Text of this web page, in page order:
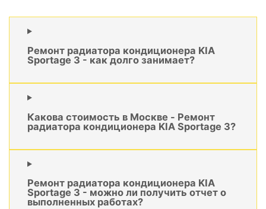
Ремонт радиатора кондиционера KIA
Sportage 3 - как долго занимает?
Какова стоимость в Москве - Ремонт
радиатора кондиционера KIA Sportage 3?
Ремонт радиатора кондиционера KIA
Sportage 3 - можно ли получить отчет о
выполненных работах?